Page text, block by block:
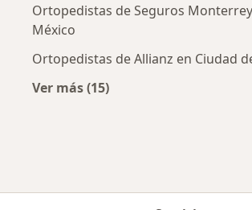
Ortopedistas de Seguros
México
Ortopedistas de Allianz en Ciudad
Ver más (15)